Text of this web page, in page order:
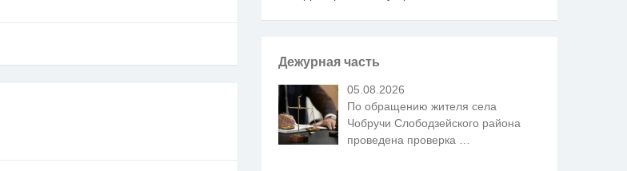
Дежурная часть
05.08.2026
По обращению жителя села
Чобручи Слободзейского района
проведена проверка …